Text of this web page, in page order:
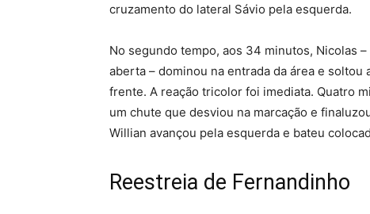
cruzamento do lateral Sávio pela esquerda.
No segundo tempo, aos 34 minutos, Nicolas
aberta – dominou na entrada da área e
frente. A reação tricolor foi imediata. Quatro
um chute que desviou na marcação e
Willian avançou pela esquerda e bateu
Reestreia de Fernandinho